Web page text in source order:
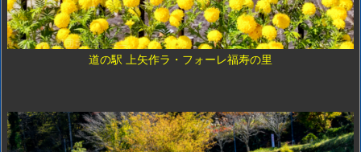
道の駅 上矢作ラ・フォーレ福寿の里